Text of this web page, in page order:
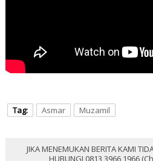
Tag: Asmar Muzamil
JIKA MENEMUKAN BERITA KAMI